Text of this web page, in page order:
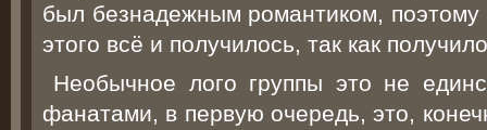
был безнадежным романтиком,
этого всё и получилось, так как
Необычное лого группы это не
фанатами, в первую очередь, это,